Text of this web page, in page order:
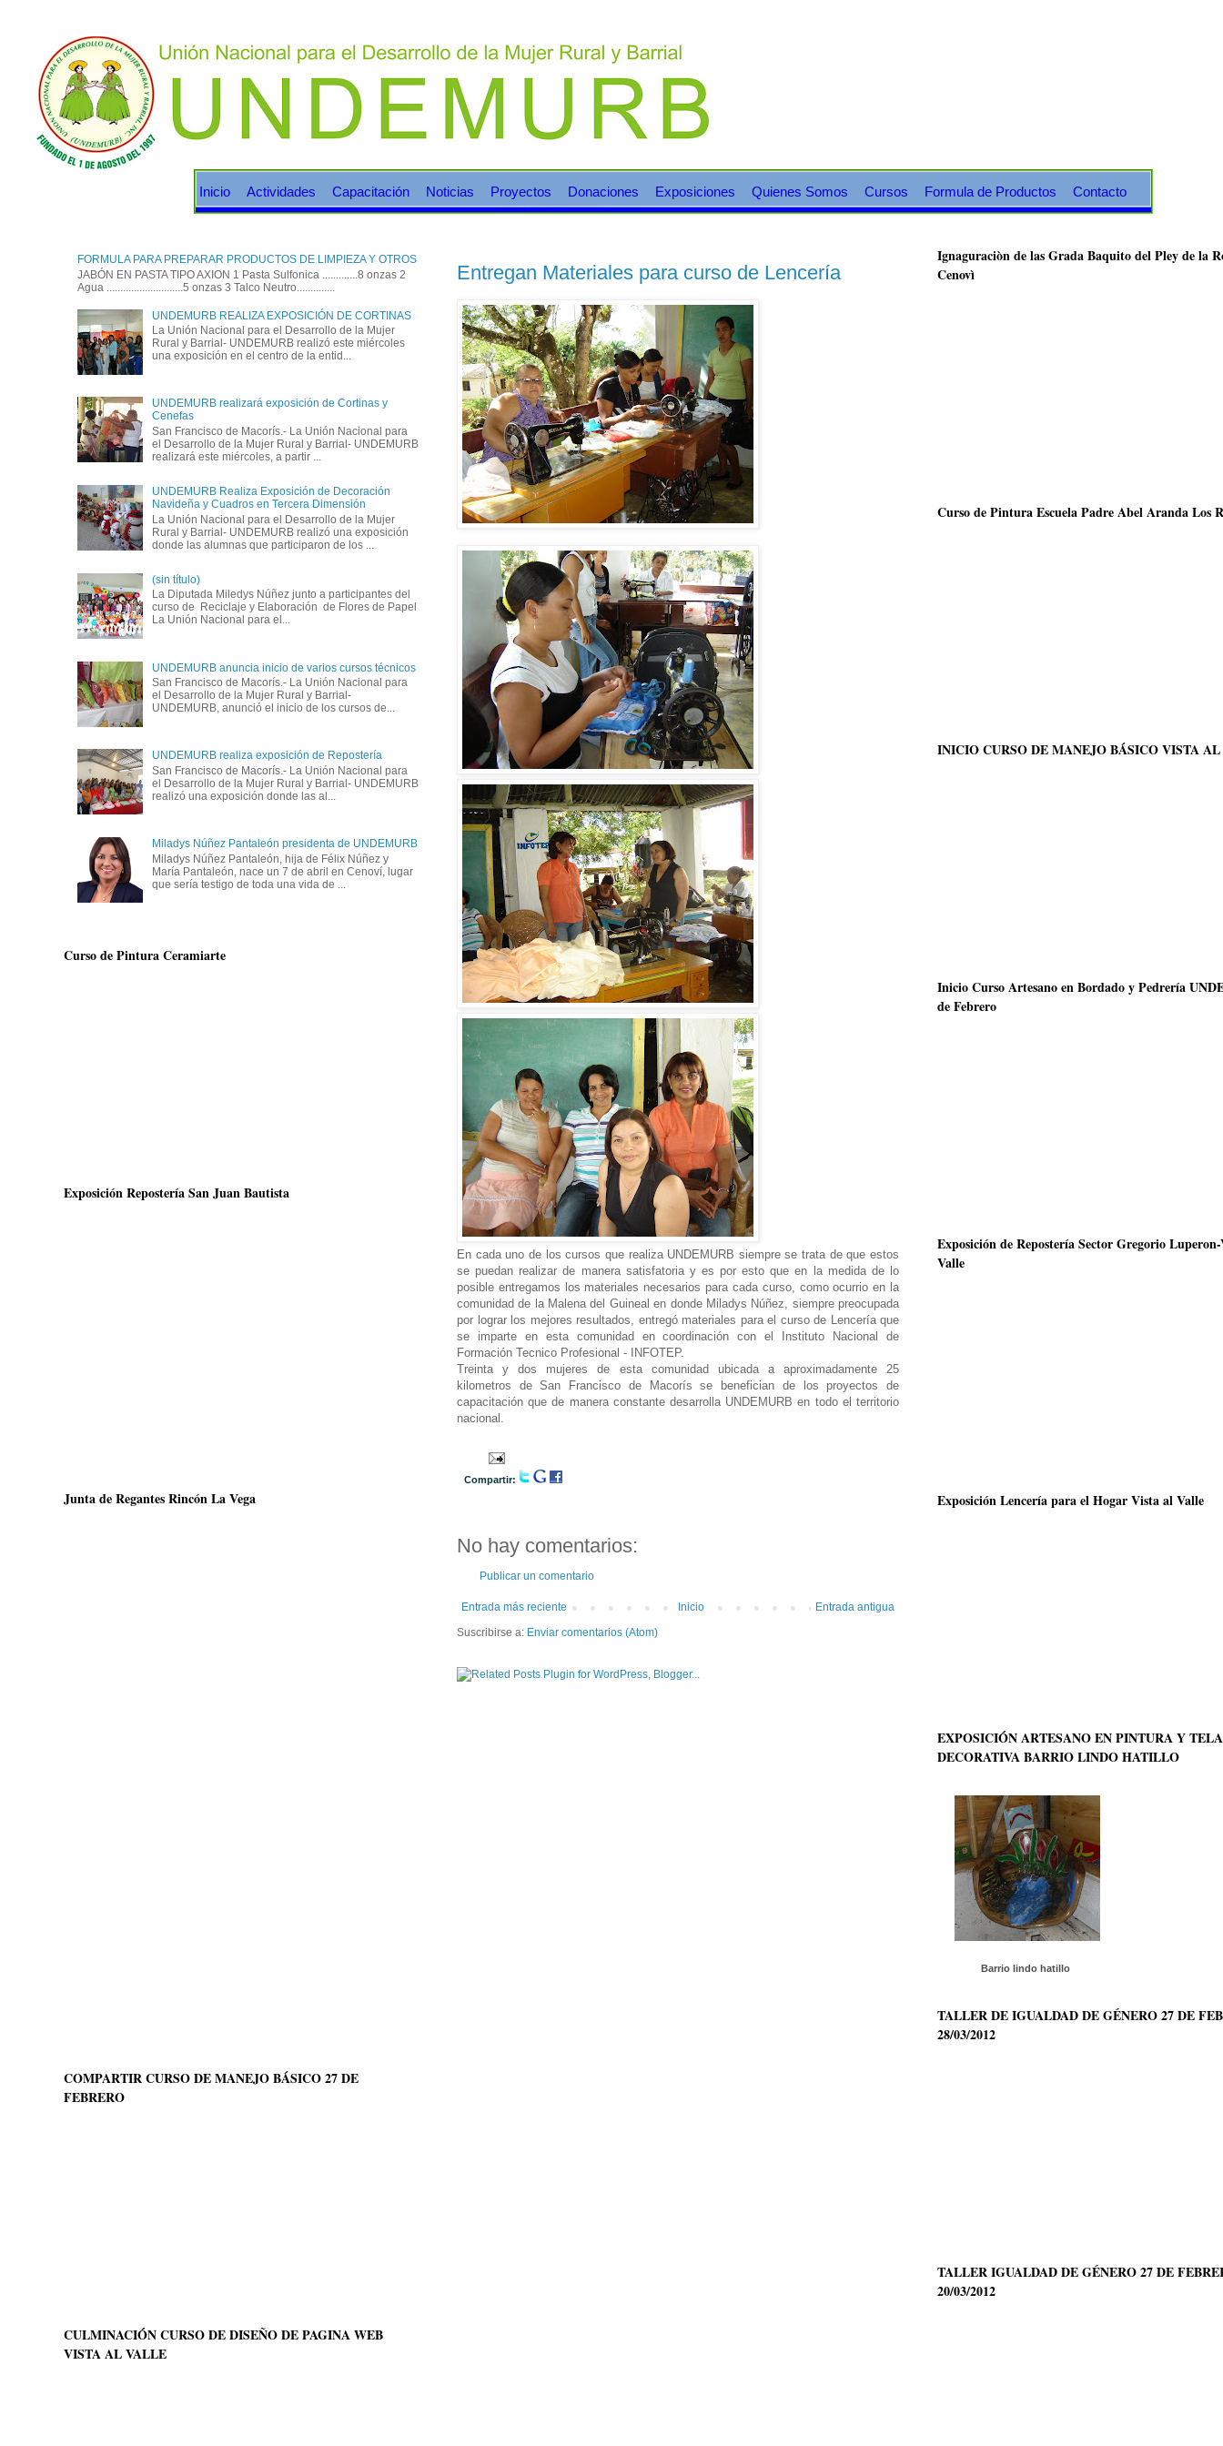
Inicio Actividades Capacitación Noticias Proyectos Donaciones Exposiciones Quienes Somos Cursos Formula de Productos Contacto
Entregan Materiales para curso de Lencería
En cada uno de los cursos que realiza UNDEMURB siempre se trata de que estos
se puedan realizar de manera satisfatoria y es por esto que en la medida de lo
posible entregamos los materiales necesarios para cada curso, como ocurrio en la
comunidad de la Malena del Guineal en donde Miladys Núñez, siempre preocupada
por lograr los mejores resultados, entregó materiales para el curso de Lencería que
se imparte en esta comunidad en coordinación con el Instituto Nacional de
Formación Tecnico Profesional - INFOTEP.
Treinta y dos mujeres de esta comunidad ubicada a aproximadamente 25
kilometros de San Francisco de Macorís se benefician de los proyectos de
capacitación que de manera constante desarrolla UNDEMURB en todo el territorio
nacional.
Compartir:
No hay comentarios:
Publicar un comentario
Entrada más reciente Entrada antigua
Inicio
Suscribirse a: Enviar comentarios (Atom)
FORMULA PARA PREPARAR PRODUCTOS DE LIMPIEZA Y OTROS
JABÓN EN PASTA TIPO AXION 1 Pasta Sulfonica .............8 onzas 2
Agua ............................5 onzas 3 Talco Neutro..............
UNDEMURB REALIZA EXPOSICIÓN DE CORTINAS
La Unión Nacional para el Desarrollo de la Mujer
Rural y Barrial- UNDEMURB realizó este miércoles
una exposición en el centro de la entid...
UNDEMURB realizará exposición de Cortinas y
Cenefas
San Francisco de Macorís.- La Unión Nacional para
el Desarrollo de la Mujer Rural y Barrial- UNDEMURB
realizará este miércoles, a partir ...
UNDEMURB Realiza Exposición de Decoración
Navideña y Cuadros en Tercera Dimensión
La Unión Nacional para el Desarrollo de la Mujer
Rural y Barrial- UNDEMURB realizó una exposición
donde las alumnas que participaron de los ...
(sin título)
La Diputada Miledys Núñez junto a participantes del
curso de Reciclaje y Elaboración de Flores de Papel
La Unión Nacional para el...
UNDEMURB anuncia inicio de varios cursos técnicos
San Francisco de Macorís.- La Unión Nacional para
el Desarrollo de la Mujer Rural y Barrial-
UNDEMURB, anunció el inicio de los cursos de...
UNDEMURB realiza exposición de Repostería
San Francisco de Macorís.- La Unión Nacional para
el Desarrollo de la Mujer Rural y Barrial- UNDEMURB
realizó una exposición donde las al...
Miladys Núñez Pantaleón presidenta de UNDEMURB
Miladys Núñez Pantaleón, hija de Félix Núñez y
María Pantaleón, nace un 7 de abril en Cenoví, lugar
que sería testigo de toda una vida de ...
Curso de Pintura Ceramiarte
Exposición Repostería San Juan Bautista
Junta de Regantes Rincón La Vega
COMPARTIR CURSO DE MANEJO BÁSICO 27 DE
FEBRERO
CULMINACIÓN CURSO DE DISEÑO DE PAGINA WEB
VISTA AL VALLE
Ignaguraciòn de las Grada Baquito del Pley de la
Cenovì
Curso de Pintura Escuela Padre Abel Aranda Los
INICIO CURSO DE MANEJO BÁSICO VISTA
Inicio Curso Artesano en Bordado y Pedrería
de Febrero
Exposición de Repostería Sector Gregorio
Valle
Exposición Lencería para el Hogar Vista al Valle
EXPOSICIÓN ARTESANO EN PINTURA Y TELA
DECORATIVA BARRIO LINDO HATILLO
Barrio lindo hatillo
TALLER DE IGUALDAD DE GÉNERO 27 DE
28/03/2012
TALLER IGUALDAD DE GÉNERO 27 DE
20/03/2012